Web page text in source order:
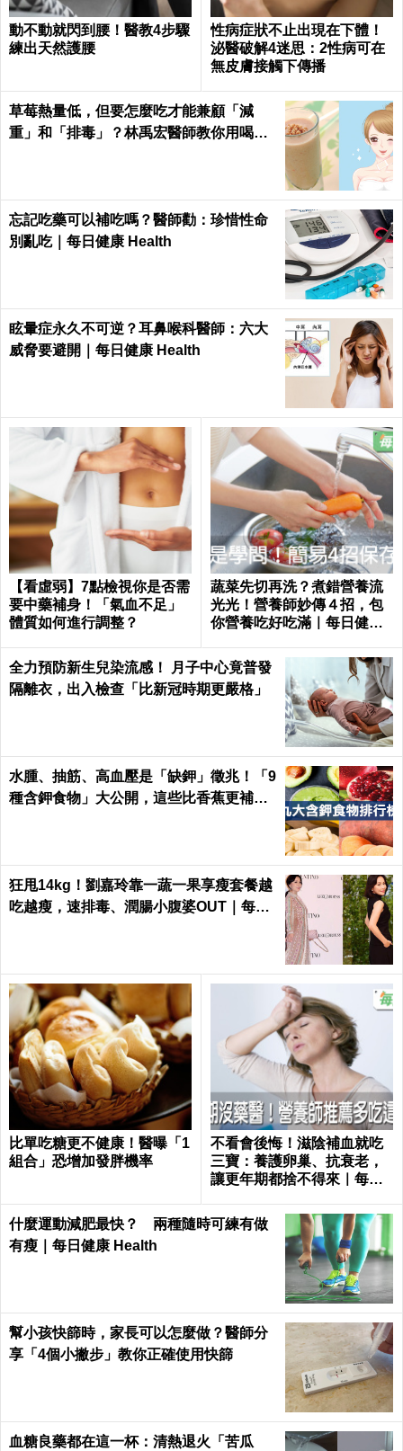
動不動就閃到腰！醫教4步驟
練出天然護腰
性病症狀不止出現在下體！
泌醫破解4迷思：2性病可在
無皮膚接觸下傳播
草莓熱量低，但要怎麼吃才能兼顧「減
重」和「排毒」？林禹宏醫師教你用喝的
忘記吃藥可以補吃嗎？醫師勸：珍惜性命
別亂吃｜每日健康 Health
眩暈症永久不可逆？耳鼻喉科醫師：六大
威脅要避開｜每日健康 Health
【看虛弱】7點檢視你是否需
要中藥補身！「氣血不足」
體質如何進行調整？
蔬菜先切再洗？煮錯營養流
光光！營養師妙傳４招，包
你營養吃好吃滿｜每日健康
全力預防新生兒染流感！ 月子中心竟普發
隔離衣，出入檢查「比新冠時期更嚴格」
水腫、抽筋、高血壓是「缺鉀」徵兆！「9
種含鉀食物」大公開，這些比香蕉更補鉀
狂甩14kg！劉嘉玲靠一蔬一果享瘦套餐越
吃越瘦，速排毒、潤腸小腹婆OUT｜每日
比單吃糖更不健康！醫曝「1
組合」恐增加發胖機率
不看會後悔！滋陰補血就吃
三寶：養護卵巢、抗衰老，
讓更年期都捨不得來｜每日
什麼運動減肥最快？ 兩種隨時可練有做
有瘦｜每日健康 Health
幫小孩快篩時，家長可以怎麼做？醫師分
享「4個小撇步」教你正確使用快篩
血糖良藥都在這一杯：清熱退火「苦瓜